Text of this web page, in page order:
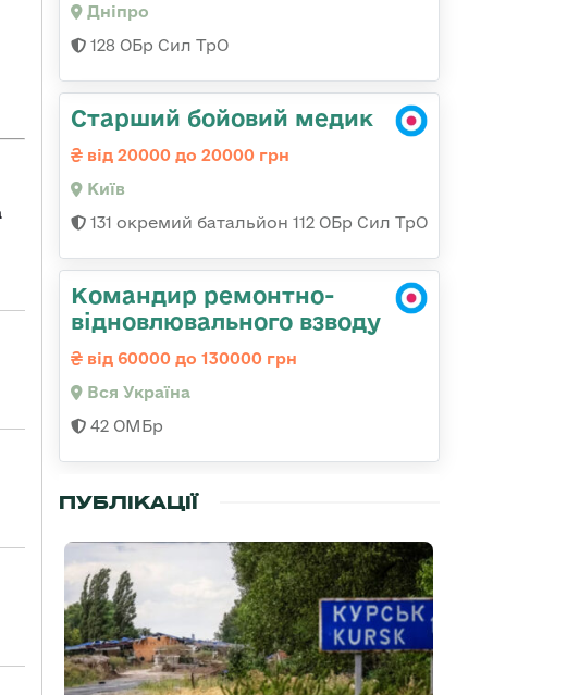
Дніпро
128 ОБр Сил ТрО
Старший бойовий медик
від 20000 до 20000 грн
Київ
131 окремий батальйон 112 ОБр Сил ТрО
Командир ремонтно-
відновлювального взводу
від 60000 до 130000 грн
Вся Україна
42 ОМБр
ПУБЛІКАЦІЇ